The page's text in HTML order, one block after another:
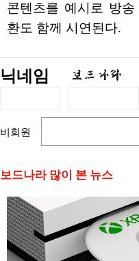
콘텐츠를 예시로 방
환도 함께 시연된다.
닉네임
비회원
보드나라 많이 본 뉴스